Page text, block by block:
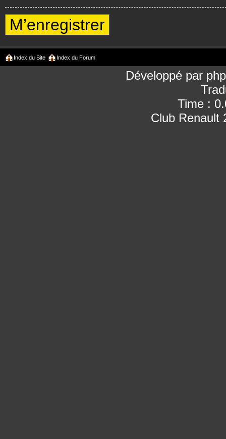
M’enregistrer
Index du Site Index du Forum
Développé par
Time :
Club Renault